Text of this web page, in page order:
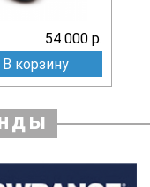
54 000 р.
В корзину